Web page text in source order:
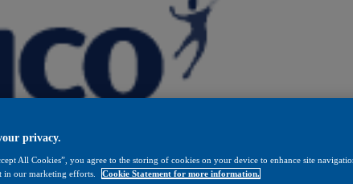
privacy.
All Cookies”, you agree to the storing of cookies on your device to enhance site
in our marketing efforts.
Cookie Statement for more information.